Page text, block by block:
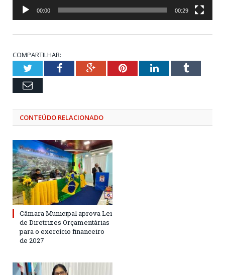
00:00 00:29
COMPARTILHAR:
TwitterFacebookGoogle+PinterestLinkedInTumblr
Email
CONTEÚDO RELACIONADO
Câmara Municipal aprova Lei
de Diretrizes Orçamentárias
para o exercício financeiro
de 2027